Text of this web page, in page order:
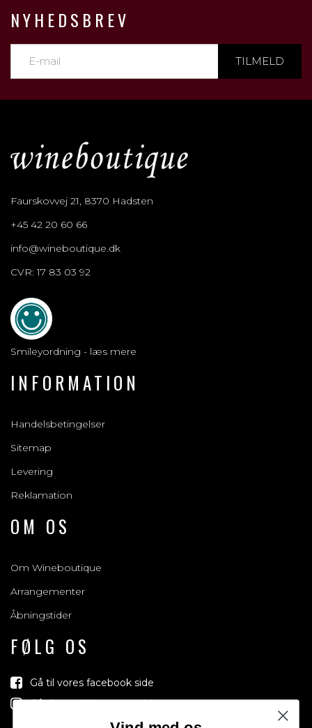
NYHEDSBREV
TILMELD
Faurskovvej 21, 8370 Hadsten
+45 42 20 60 66
info@wineboutique.dk
CVR: 17 83 03 92
Smileyordning - læs mere
INFORMATION
Handelsbetingelser
Sitemap
Levering
Reklamation
OM OS
Om Wineboutique
Arrangementer
Åbningstider
FØLG OS
Gå til vores facebook side
Gå til vores Instagram side